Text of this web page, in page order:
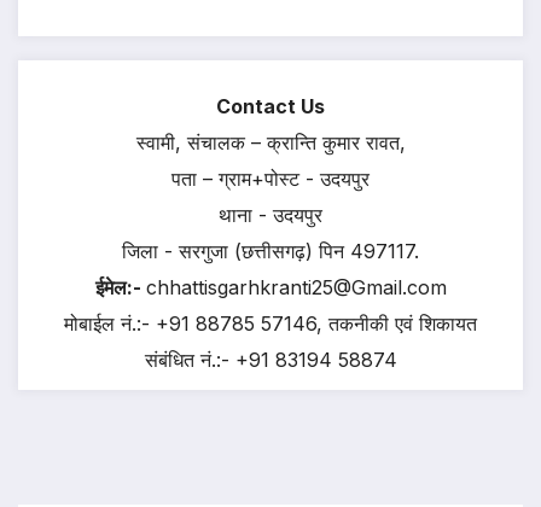
Contact Us
स्वामी, संचालक – क्रान्ति कुमार रावत,
पता – ग्राम+पोस्ट - उदयपुर
थाना - उदयपुर
जिला - सरगुजा (छत्तीसगढ़) पिन 497117.
ईमेल:- chhattisgarhkranti25@Gmail.com
मोबाईल नं.:- +91 88785 57146, तकनीकी एवं शिकायत
संबंधित नं.:- +91 83194 58874